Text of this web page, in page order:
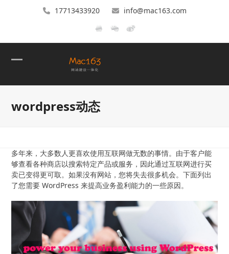
17713433920 info@mac163.com
mobile
menu
mobile
menu
wordpress动态
多年来，大多数人更喜欢使用互联网做无数的事情。由于客户能
够查看各种商店以搜索特定产品或服务，因此通过互联网进行买
卖已变得更可取。如果没有网站，您将失去很多机会。下面列出
了您需要 WordPress 来提高业务盈利能力的一些原因。